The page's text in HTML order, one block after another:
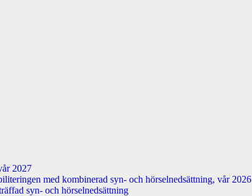
2027
med kombinerad syn- och hörselnedsättning, vår 2026
syn- och hörselnedsättning